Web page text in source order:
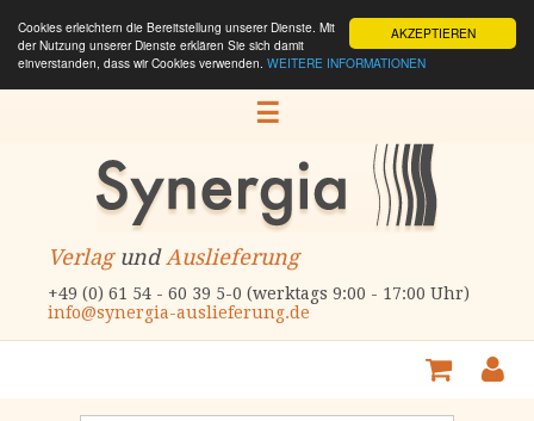
AKZEPTIEREN
Cookies erleichtern die Bereitstellung unserer Dienste. Mit
der Nutzung unserer Dienste erklären Sie sich damit
einverstanden, dass wir Cookies verwenden. WEITERE INFORMATIONEN
☰
VerlagundAuslieferung
+49 (0) 61 54 - 60 39 5-0 (werktags 9:00 - 17:00 Uhr)
info@synergia-auslieferung.de